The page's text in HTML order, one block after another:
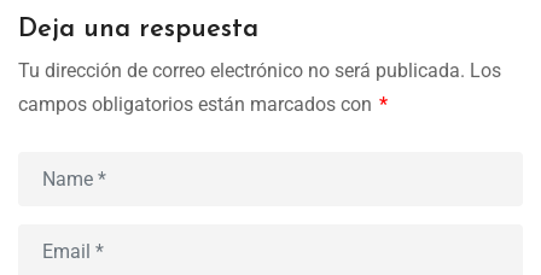
Deja una respuesta
Tu dirección de correo electrónico no será publicada. Los
campos obligatorios están marcados con *